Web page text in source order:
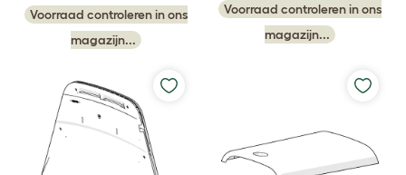
Voorraad controleren in ons
magazijn...
Voorraad controleren in ons
magazijn...